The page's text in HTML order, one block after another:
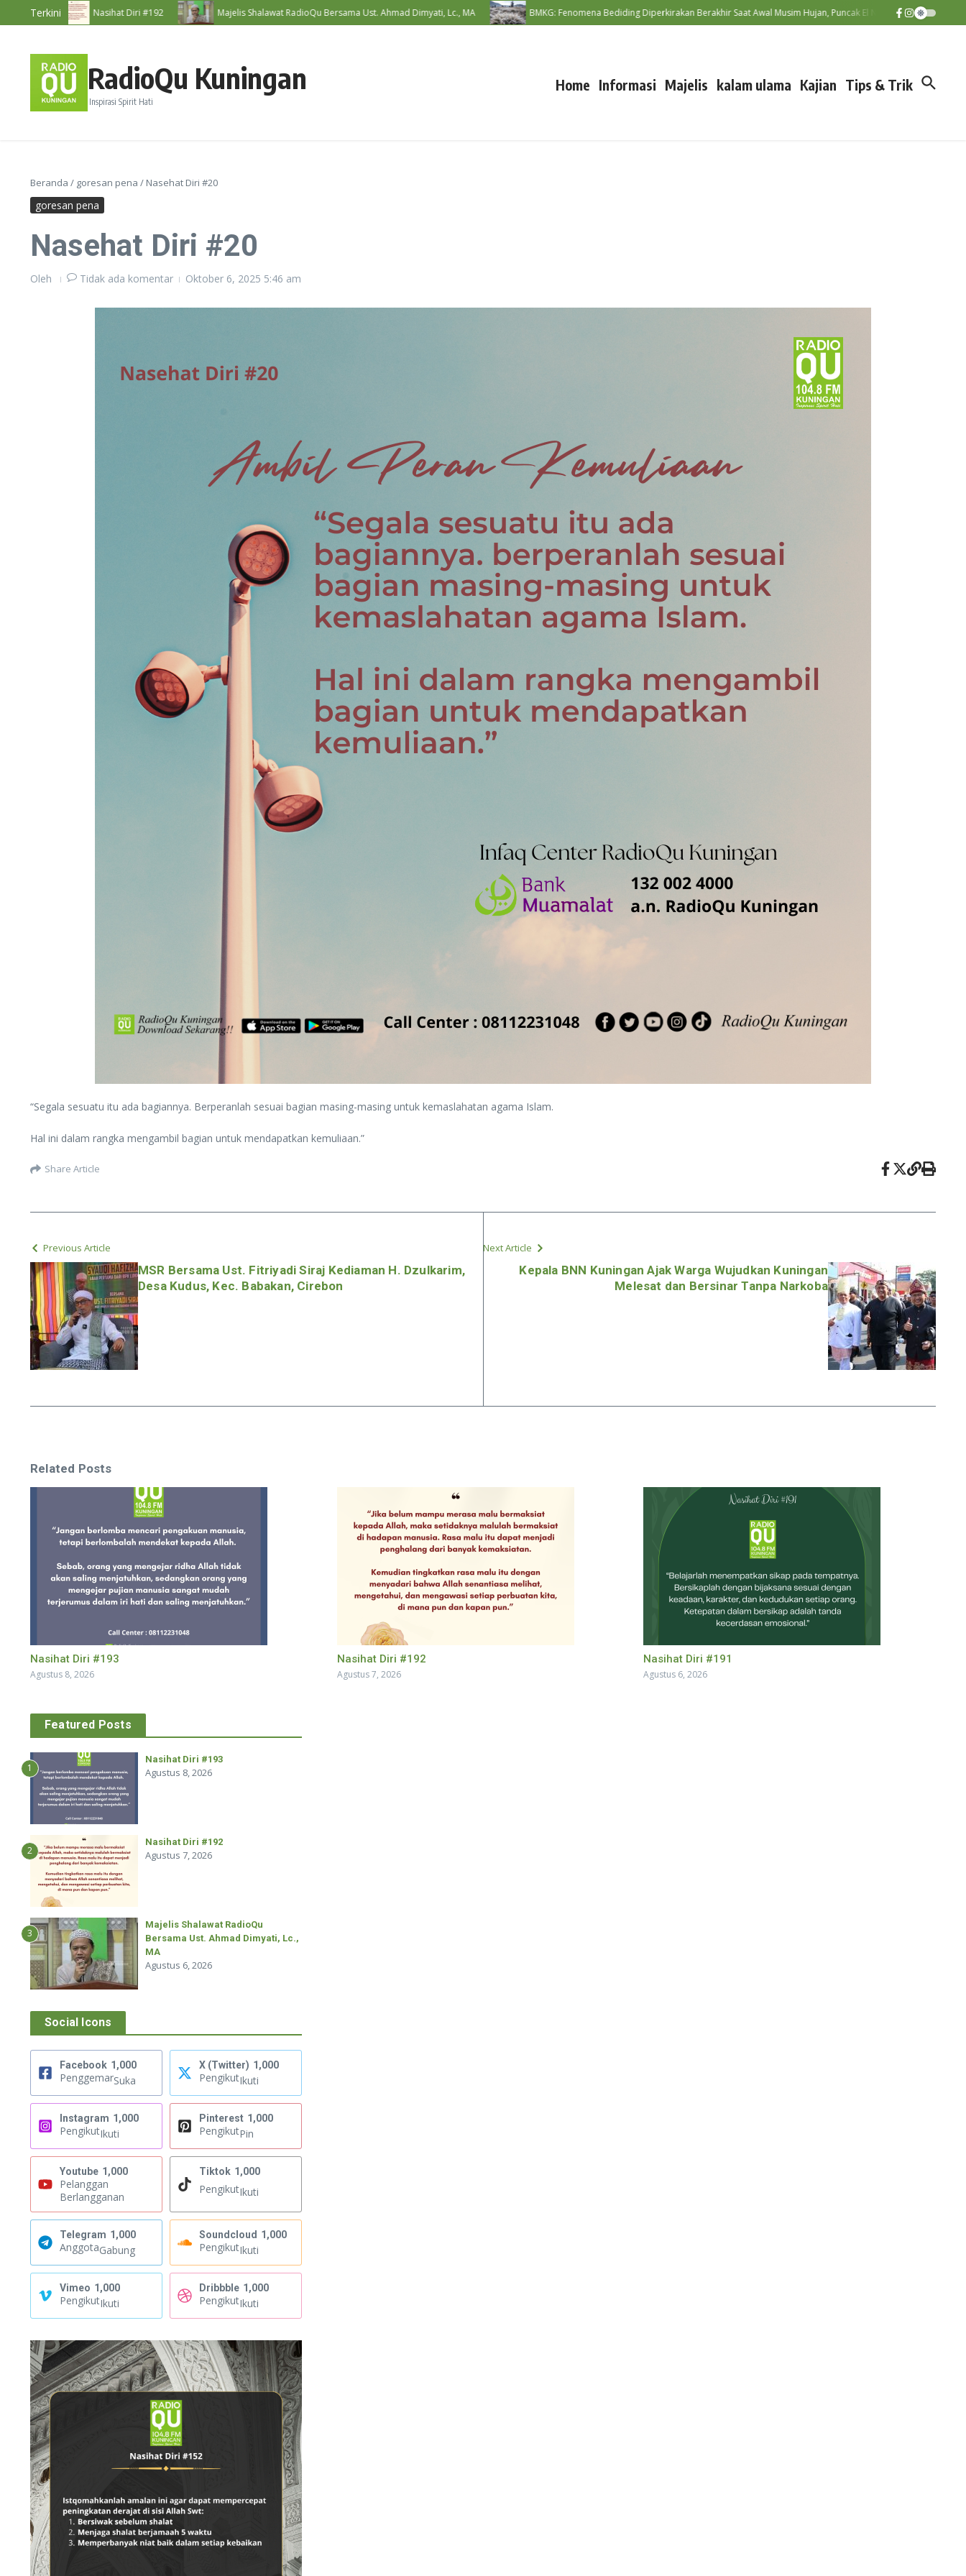
Lewati ke konten
TerkiniNasihat Diri #192 Majelis Shalawat RadioQu Bersama Ust. Ahmad Dimyati, Lc., MA BMKG: Fenomena Bediding Diperkirakan Berakhir Saat Awal Musim Hujan, Puncak El Nino Terjadi
RadioQu Kuningan
Inspirasi Spirit Hati
Home Informasi Majelis kalam ulama Kajian Tips & Trik
Beranda / goresan pena / Nasehat Diri #20
goresan pena
Nasehat Diri #20
Oleh Tidak ada komentar Oktober 6, 2025 5:46 am
“Segala sesuatu itu ada bagiannya. Berperanlah sesuai bagian masing-masing untuk kemaslahatan agama Islam.
Hal ini dalam rangka mengambil bagian untuk mendapatkan kemuliaan.”
Share Article
Previous Article
MSR Bersama Ust. Fitriyadi Siraj Kediaman H. Dzulkarim,
Desa Kudus, Kec. Babakan, Cirebon
Next Article
Kepala BNN Kuningan Ajak Warga Wujudkan Kuningan
Melesat dan Bersinar Tanpa Narkoba
Related Posts
Nasihat Diri #193
Agustus 8, 2026
Nasihat Diri #192
Agustus 7, 2026
Nasihat Diri #191
Agustus 6, 2026
Featured Posts
1
Nasihat Diri #193
Agustus 8, 2026
2
Nasihat Diri #192
Agustus 7, 2026
3
Majelis Shalawat RadioQu
Bersama Ust. Ahmad Dimyati, Lc.,
MA
Agustus 6, 2026
Social Icons
Facebook 1,000
PenggemarSuka
X (Twitter) 1,000
PengikutIkuti
Instagram 1,000
PengikutIkuti
Pinterest 1,000
PengikutPin
Youtube 1,000
Pelanggan
Berlangganan
Tiktok 1,000
PengikutIkuti
Telegram 1,000
AnggotaGabung
Soundcloud 1,000
PengikutIkuti
Vimeo 1,000
PengikutIkuti
Dribbble 1,000
PengikutIkuti